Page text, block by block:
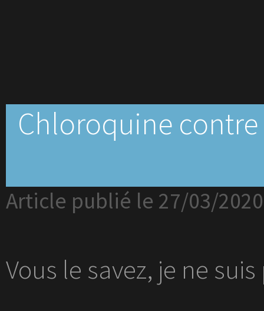
Chloroquine
Article publié le 27/03/2020
Vous le savez, je ne